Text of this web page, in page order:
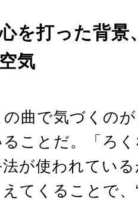
を打った背景
気
曲で気づくの
ことだ。「ろ
が使われてい
てくることで